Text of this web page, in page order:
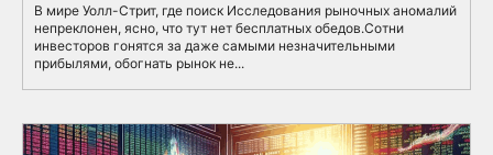
В мире Уолл-Стрит, где поиск Исследования рыночных аномалий
непреклонен, ясно, что тут нет бесплатных обедов.Сотни
инвесторов гонятся за даже самыми незначительными
прибылями, обогнать рынок не...